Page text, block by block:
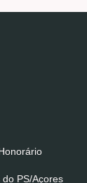
PS/Açores